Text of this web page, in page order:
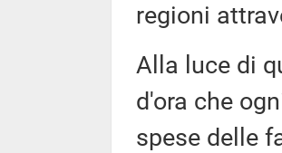
regioni
Alla luce di
d'ora che
spese delle